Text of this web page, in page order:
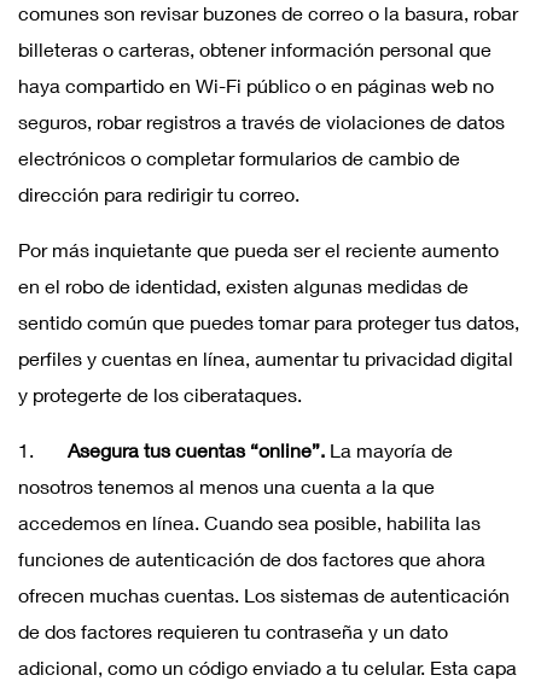
comunes son revisar buzones de correo o la basura, robar
billeteras o carteras, obtener información personal que
haya compartido en Wi-Fi público o en páginas web no
seguros, robar registros a través de violaciones de datos
electrónicos o completar formularios de cambio de
dirección para redirigir tu correo.
Por más inquietante que pueda ser el reciente aumento
en el robo de identidad, existen algunas medidas de
sentido común que puedes tomar para proteger tus datos,
perfiles y cuentas en línea, aumentar tu privacidad digital
y protegerte de los ciberataques.
1. Asegura tus cuentas “online”. La mayoría de
nosotros tenemos al menos una cuenta a la que
accedemos en línea. Cuando sea posible, habilita las
funciones de autenticación de dos factores que ahora
ofrecen muchas cuentas. Los sistemas de autenticación
de dos factores requieren tu contraseña y un dato
adicional, como un código enviado a tu celular. Esta capa